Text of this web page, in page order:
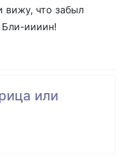
вижу, что забыл
Бли-иииин!
или